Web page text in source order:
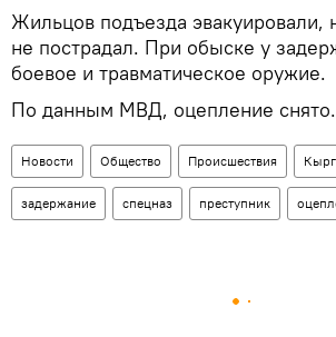
Жильцов подъезда эвакуировали,
не пострадал. При обыске у
боевое и травматическое оружие.
По данным МВД, оцепление снято.
Новости Общество Происшествия
задержание спецназ преступник